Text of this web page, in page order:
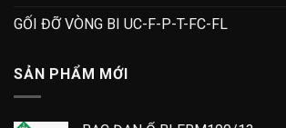
GỐI ĐỠ VÒNG BI UC-F-P-T-FC-FL
SẢN PHẨM MỚI